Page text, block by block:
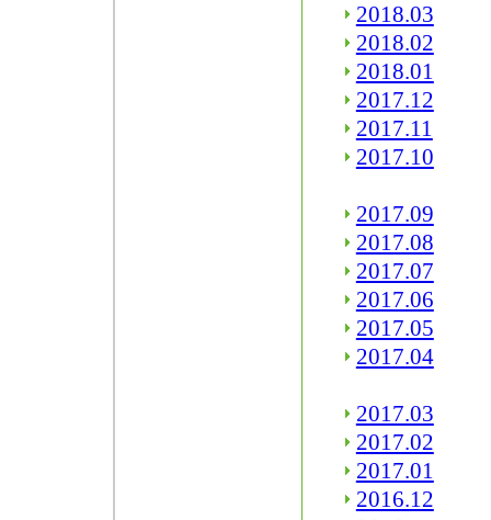
2018.03
2018.02
2018.01
2017.12
2017.11
2017.10
2017.09
2017.08
2017.07
2017.06
2017.05
2017.04
2017.03
2017.02
2017.01
2016.12